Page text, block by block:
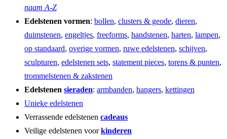
naam A-Z
Edelstenen vormen: bollen, clusters & geode, dieren,
duimstenen, engeltjes, freeforms, handstenen, harten, lampen,
op standaard, overige vormen, ruwe edelstenen, schijven,
sculpturen, edelstenen sets, statement pieces, torens & punten,
trommelstenen & zakstenen
Edelstenen sieraden: armbanden, hangers, kettingen
Unieke edelstenen
Verrassende edelstenen cadeaus
Veilige edelstenen voorkinderen